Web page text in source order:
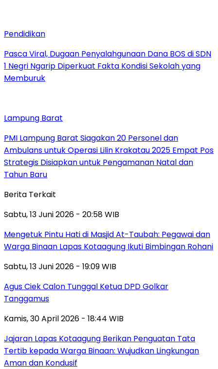
Pendidikan
Pasca Viral, Dugaan Penyalahgunaan Dana BOS di SDN
1 Negri Ngarip Diperkuat Fakta Kondisi Sekolah yang
Memburuk
Lampung Barat
PMI Lampung Barat Siagakan 20 Personel dan
Ambulans untuk Operasi Lilin Krakatau 2025 Empat Pos
Strategis Disiapkan untuk Pengamanan Natal dan
Tahun Baru
Berita Terkait
Sabtu, 13 Juni 2026 - 20:58 WIB
Mengetuk Pintu Hati di Masjid At-Taubah: Pegawai dan
Warga Binaan Lapas Kotaagung Ikuti Bimbingan Rohani
Sabtu, 13 Juni 2026 - 19:09 WIB
Agus Ciek Calon Tunggal Ketua DPD Golkar
Tanggamus
Kamis, 30 April 2026 - 18:44 WIB
Jajaran Lapas Kotaagung Berikan Penguatan Tata
Tertib kepada Warga Binaan: Wujudkan Lingkungan
Aman dan Kondusif